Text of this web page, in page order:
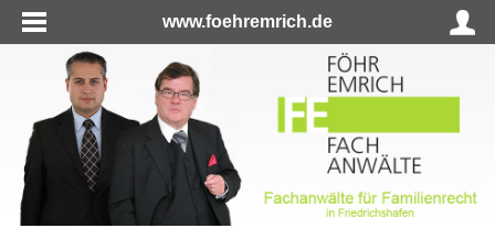
www.foehremrich.de